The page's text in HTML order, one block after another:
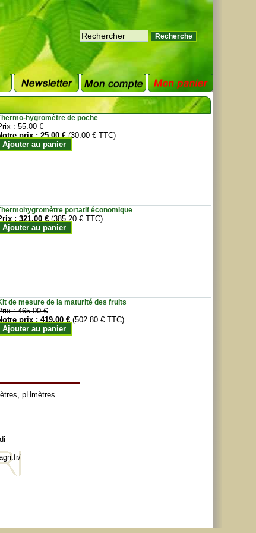
hygromètre de poche
:55.00 €
prix :25.00 € (30.00 € TTC)
Ajouter au panier
portatif économique
:321.00 € (385.20 € TTC)
Ajouter au panier
de mesure de la maturité des fruits
:465.00 €
prix :419.00 € (502.80 € TTC)
Ajouter au panier
, pHmètres